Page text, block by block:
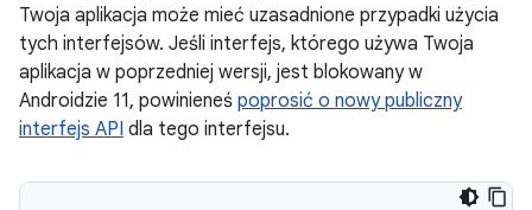
Twoja aplikacja może mieć uzasadnione przypadki użycia
tych interfejsów. Jeśli interfejs, którego używa Twoja
aplikacja w poprzedniej wersji, jest blokowany w
Androidzie 11, powinieneś poprosić o nowy publiczny
interfejs API dla tego interfejsu.